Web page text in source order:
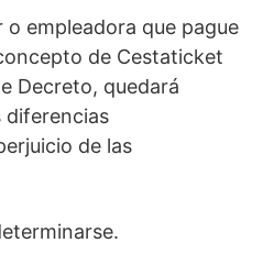
o empleadora que pague
de Cestaticket
Decreto, quedará
diferencias
de las